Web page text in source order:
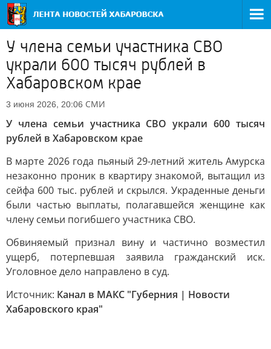
У члена семьи участника СВО
украли 600 тысяч рублей в
Хабаровском крае
3 июня 2026, 20:06 СМИ
У члена семьи участника СВО украли 600 тысяч
рублей в Хабаровском крае
В марте 2026 года пьяный 29-летний житель Амурска
незаконно проник в квартиру знакомой, вытащил из
сейфа 600 тыс. рублей и скрылся. Украденные деньги
были частью выплаты, полагавшейся женщине как
члену семьи погибшего участника СВО.
Обвиняемый признал вину и частично возместил
ущерб, потерпевшая заявила гражданский иск.
Уголовное дело направлено в суд.
Источник: Канал в МАКС "Губерния | Новости
Хабаровского края"